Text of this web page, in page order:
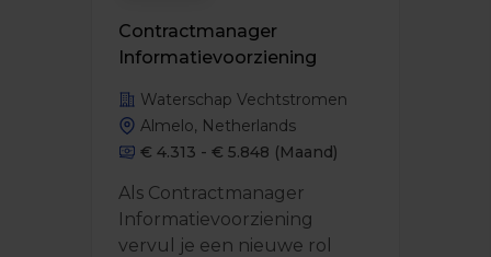
Contractmanager
Informatievoorziening
Waterschap Vechtstromen
Almelo, Netherlands
€ 4.313 - € 5.848 (Maand)
Als Contractmanager
Informatievoorziening
vervul je een nieuwe rol